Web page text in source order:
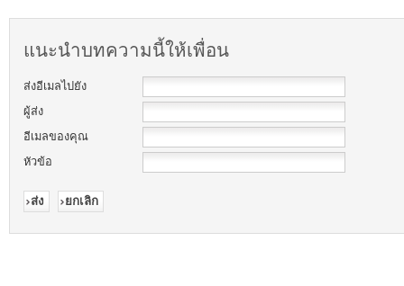
แนะนำบทความนี้ให้เพื่อน
ส่งอีเมลไปยัง
ผู้ส่ง
อีเมลของคุณ
หัวข้อ
ส่ง ยกเลิก